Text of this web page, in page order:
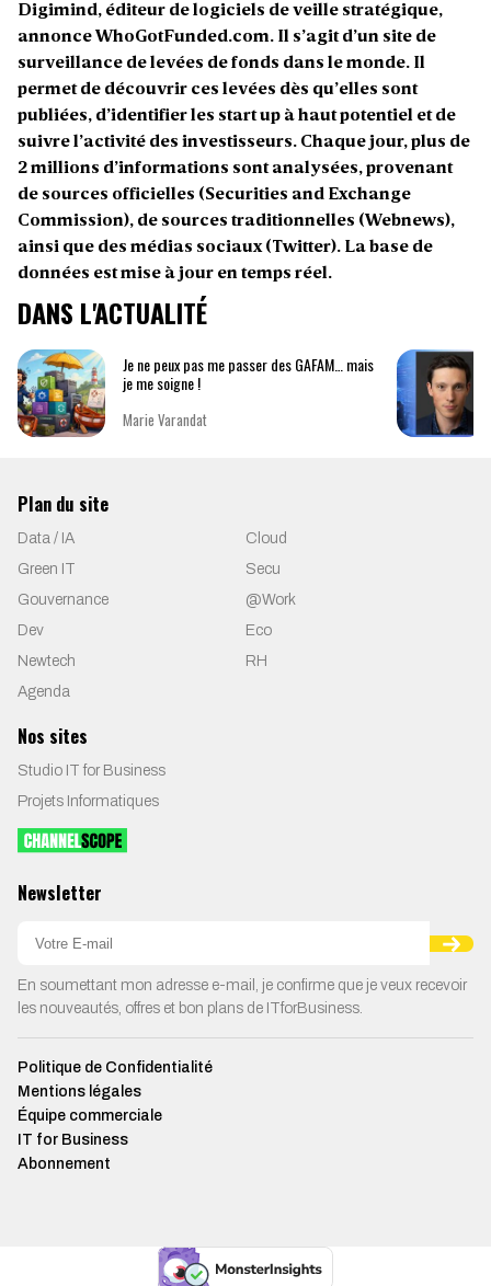
Digimind, éditeur de logiciels de veille stratégique,
annonce WhoGotFunded.com. Il s’agit d’un site de
surveillance de levées de fonds dans le monde. Il
permet de découvrir ces levées dès qu’elles sont
publiées, d’identifier les start up à haut potentiel et de
suivre l’activité des investisseurs. Chaque jour, plus de
2 millions d’informations sont analysées, provenant
de sources officielles (Securities and Exchange
Commission), de sources traditionnelles (Webnews),
ainsi que des médias sociaux (Twitter). La base de
données est mise à jour en temps réel.
DANS L'ACTUALITÉ
Je ne peux pas me passer des GAFAM… mais
je me soigne !
Marie Varandat
Plan du site
Data / IA
Cloud
Green IT
Secu
Gouvernance
@Work
Dev
Eco
Newtech
RH
Agenda
Nos sites
Studio IT for Business
Projets Informatiques
Newsletter
En soumettant mon adresse e-mail, je confirme que je veux recevoir
les nouveautés, offres et bon plans de ITforBusiness.
Politique de Confidentialité
Mentions légales
Équipe commerciale
IT for Business
Abonnement